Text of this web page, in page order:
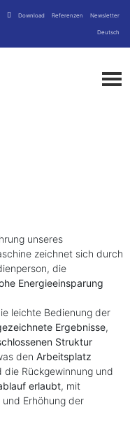
Download Referenzen Newsletter
Deutsch
unseres
zeichnet sich durch
die
Energieeinsparung
leichte Bedienung der
Ergebnisse,
Struktur
den Arbeitsplatz
die Rückgewinnung und
erlaubt, mit
Erhöhung der